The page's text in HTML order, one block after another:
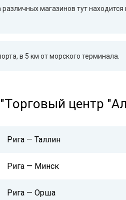
магазинов тут
в 5 км от морского терминала.
центр
Рига — Таллин
Рига — Минск
Рига — Орша